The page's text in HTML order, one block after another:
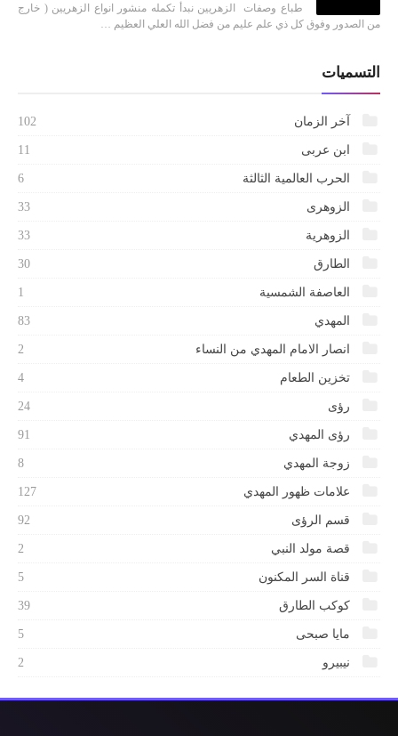
طباع وصفات الزهريين نبدأ تكمله منشور انواع الزهريين ( خارج
من الصدور وفوق كل ذي علم عليم من فضل الله العلي العظيم …
التسميات
آخر الزمان 102
ابن عربى 11
الحرب العالمية الثالثة 6
الزوهرى 33
الزوهرية 33
الطارق 30
العاصفة الشمسية 1
المهدي 83
انصار الامام المهدي من النساء 2
تخزين الطعام 4
رؤى 24
رؤى المهدي 91
زوجة المهدي 8
علامات ظهور المهدي 127
قسم الرؤى 92
قصة مولد النبي 2
قناة السر المكنون 5
كوكب الطارق 39
مايا صبحى 5
نيبيرو 2